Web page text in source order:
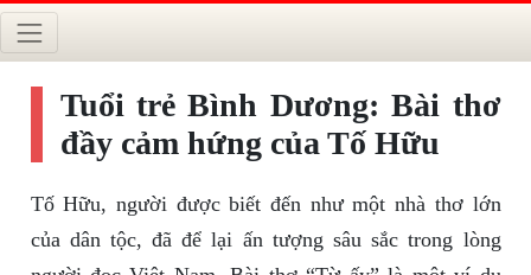
Tuổi trẻ Bình Dương: Bài thơ
đầy cảm hứng của Tố Hữu
Tố Hữu, người được biết đến như một nhà thơ lớn
của dân tộc, đã để lại ấn tượng sâu sắc trong lòng